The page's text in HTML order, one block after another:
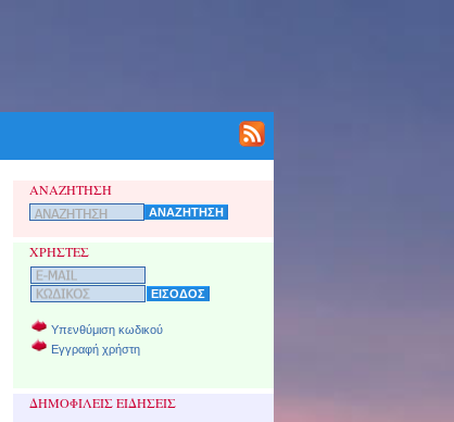
ΑΝΑΖΗΤΗΣΗ
ΧΡΗΣΤΕΣ
Υπενθύμιση κωδικού
Εγγραφή χρήστη
ΔΗΜΟΦΙΛΕΙΣ ΕΙΔΗΣΕΙΣ